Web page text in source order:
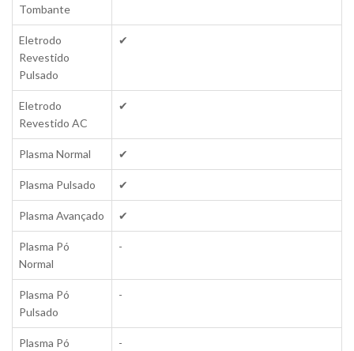
Tombante
Eletrodo
Revestido
Pulsado
✔
Eletrodo
Revestido AC
✔
Plasma Normal ✔
Plasma Pulsado ✔
Plasma Avançado ✔
Plasma Pó
Normal
-
Plasma Pó
Pulsado
-
Plasma Pó
-